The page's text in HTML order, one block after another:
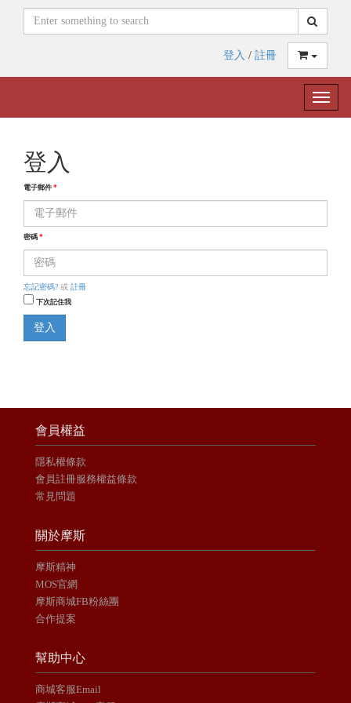
登入 / 註冊
Toggle
登入
電子郵件 *
密碼 *
忘記密碼? 或 註冊
下次記住我
登入
會員權益
隱私權條款
會員註冊服務權益條款
常見問題
關於摩斯
摩斯精神
MOS官網
摩斯商城FB粉絲團
合作提案
幫助中心
商城客服Email